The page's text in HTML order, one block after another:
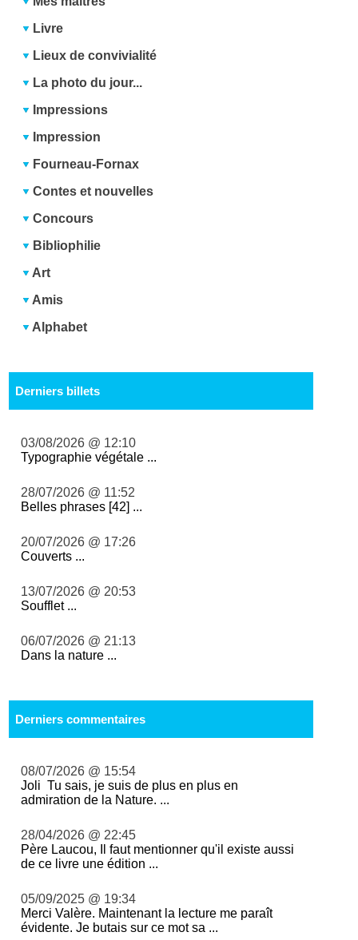
Livre
Lieux de convivialité
La photo du jour...
Impressions
Impression
Fourneau-Fornax
Contes et nouvelles
Concours
Bibliophilie
Art
Amis
Alphabet
Derniers billets
03/08/2026 @ 12:10
Typographie végétale ...
28/07/2026 @ 11:52
Belles phrases [42] ...
20/07/2026 @ 17:26
Couverts ...
13/07/2026 @ 20:53
Soufflet ...
06/07/2026 @ 21:13
Dans la nature ...
Derniers commentaires
08/07/2026 @ 15:54
Joli Tu sais, je suis de plus en plus en
admiration de la Nature. ...
28/04/2026 @ 22:45
Père Laucou, Il faut mentionner qu'il existe aussi
de ce livre une édition ...
05/09/2025 @ 19:34
Merci Valère. Maintenant la lecture me paraît
évidente. Je butais sur ce mot sa ...